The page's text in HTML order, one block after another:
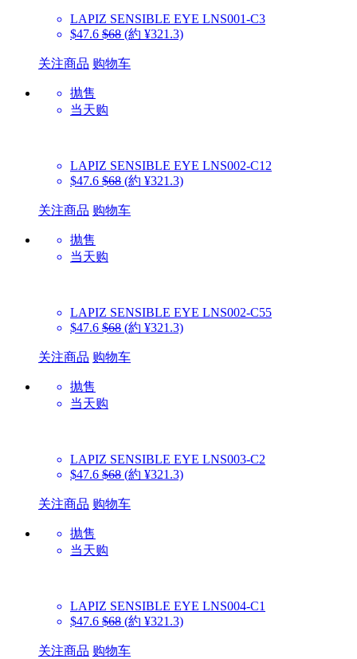
LAPIZ SENSIBLE EYE LNS001-C3
$47.6 $68 (約 ¥321.3)
关注商品 购物车
抛售
当天购
LAPIZ SENSIBLE EYE LNS002-C12
$47.6 $68 (約 ¥321.3)
关注商品 购物车
抛售
当天购
LAPIZ SENSIBLE EYE LNS002-C55
$47.6 $68 (約 ¥321.3)
关注商品 购物车
抛售
当天购
LAPIZ SENSIBLE EYE LNS003-C2
$47.6 $68 (約 ¥321.3)
关注商品 购物车
抛售
当天购
LAPIZ SENSIBLE EYE LNS004-C1
$47.6 $68 (約 ¥321.3)
关注商品 购物车